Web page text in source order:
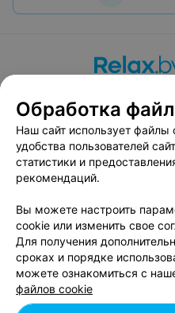
Вакансии
Публичный
Публичный договор
Связаться по
Написать
Персональные
Обработка
Обработка
Наш сайт использует файлы
удобства пользователей
статистики и
рекомендаций.
Вы можете настроить
cookie или изменить свое
Для получения
сроках и порядке
можете ознакомиться с
файлов cookie